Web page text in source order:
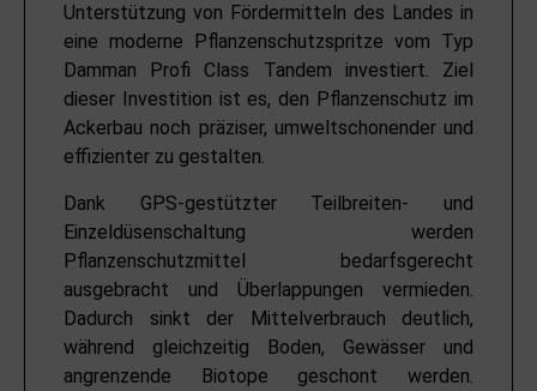
Unterstützung von Fördermitteln des Landes in
eine moderne Pflanzenschutzspritze vom Typ
Damman Profi Class Tandem investiert. Ziel
dieser Investition ist es, den Pflanzenschutz im
Ackerbau noch präziser, umweltschonender und
effizienter zu gestalten.
Dank GPS-gestützter Teilbreiten- und
Einzeldüsenschaltung werden
Pflanzenschutzmittel bedarfsgerecht
ausgebracht und Überlappungen vermieden.
Dadurch sinkt der Mittelverbrauch deutlich,
während gleichzeitig Boden, Gewässer und
angrenzende Biotope geschont werden.